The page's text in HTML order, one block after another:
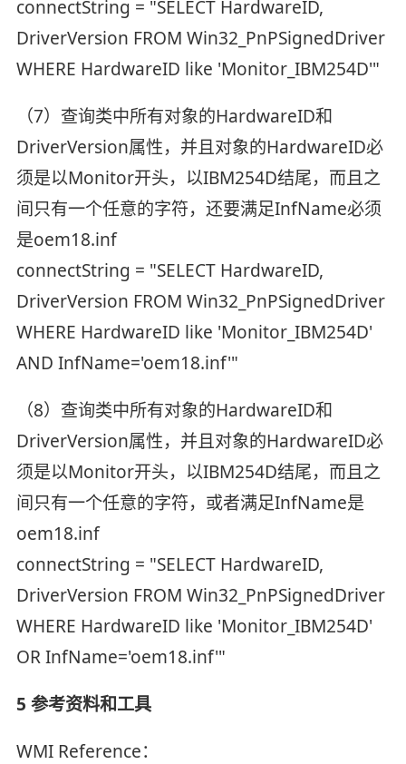
connectString = "SELECT HardwareID,
DriverVersion FROM Win32_PnPSignedDriver
WHERE HardwareID like 'Monitor_IBM254D'"
（7）查询类中所有对象的HardwareID和
DriverVersion属性，并且对象的HardwareID必
须是以Monitor开头，以IBM254D结尾，而且之
间只有一个任意的字符，还要满足InfName必须
是oem18.inf
connectString = "SELECT HardwareID,
DriverVersion FROM Win32_PnPSignedDriver
WHERE HardwareID like 'Monitor_IBM254D'
AND InfName='oem18.inf'"
（8）查询类中所有对象的HardwareID和
DriverVersion属性，并且对象的HardwareID必
须是以Monitor开头，以IBM254D结尾，而且之
间只有一个任意的字符，或者满足InfName是
oem18.inf
connectString = "SELECT HardwareID,
DriverVersion FROM Win32_PnPSignedDriver
WHERE HardwareID like 'Monitor_IBM254D'
OR InfName='oem18.inf'"
5 参考资料和工具
WMI Reference：